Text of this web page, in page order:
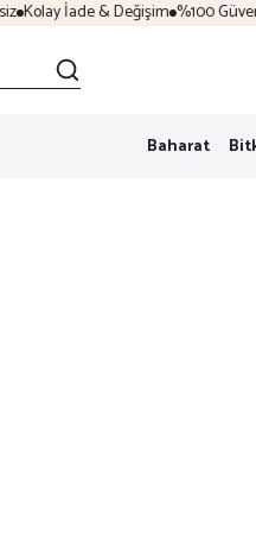
Kolay İade & Değişim %100 Güvenli
Baharat